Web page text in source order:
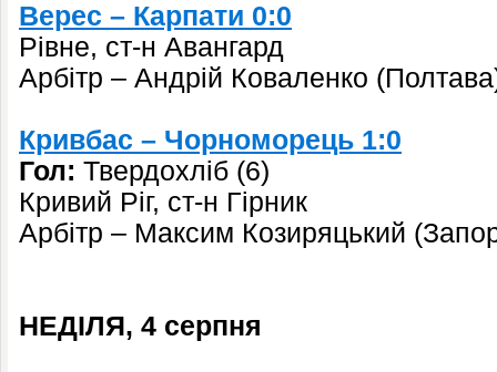
Верес – Карпати 0:0
Рівне, ст-н Авангард
Арбітр – Андрій Коваленко
Кривбас – Чорноморець 1:0
Гол: Твердохліб (6)
Кривий Ріг, ст-н Гірник
Арбітр – Максим Козиряцький
НЕДІЛЯ, 4 серпня